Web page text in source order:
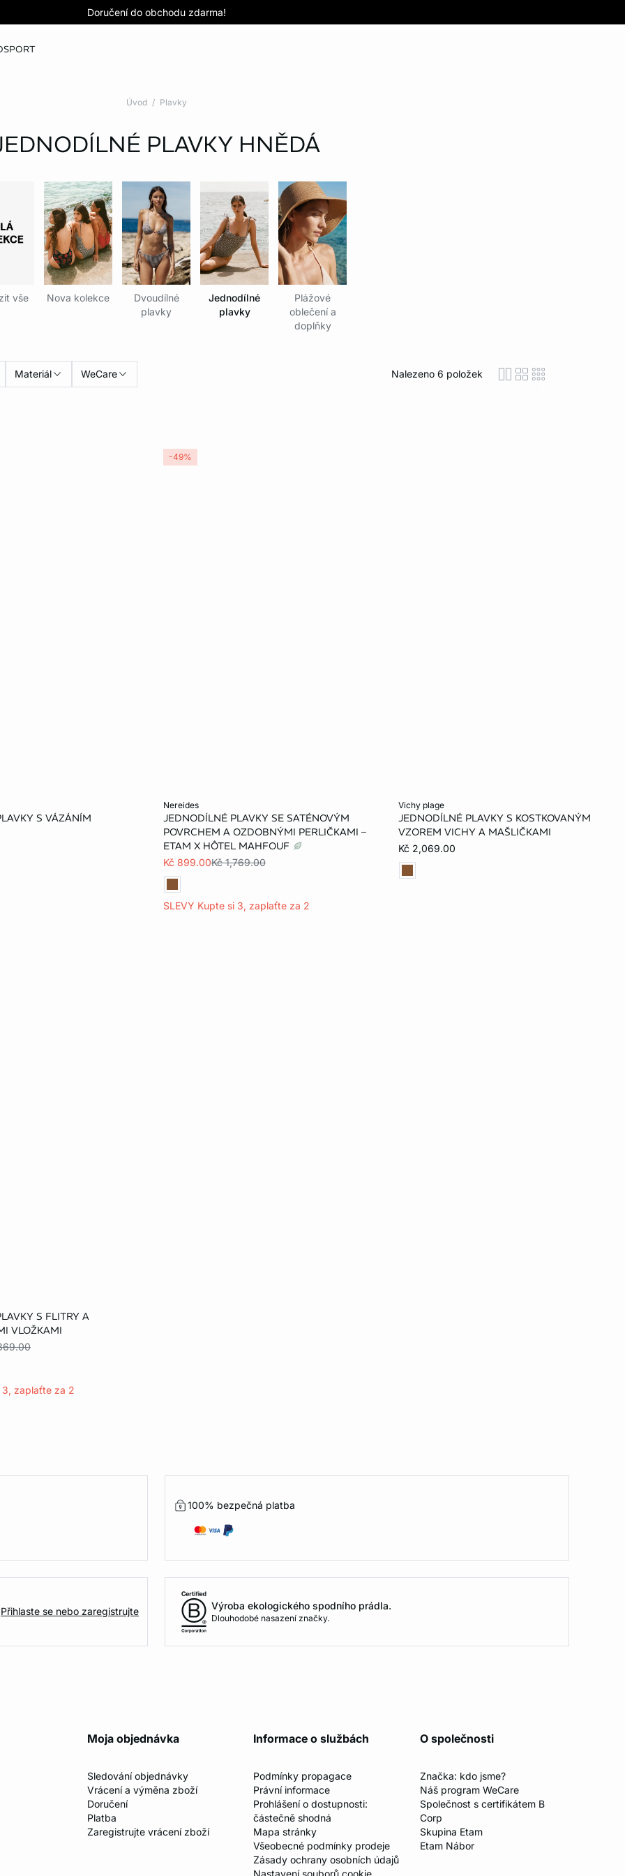
SLEVY: kupte si 3, zaplaťte za 2*KOUPIT NYNÍ
Love EDIT: podprsenka + kalhotky za 999 Kč
SPORT
Úvod Plavky
PLAVKY HNĚDÁ
vše Nova kolekce
Dvoudílné
plavky
Jednodílné
plavky
Plážové
oblečení a
doplňky
Materiál WeCare Nalezeno 6 položek icon-layout-
icon-layout-
icon-layout-
S VÁZÁNÍM
nereides
JEDNODÍLNÉ PLAVKY SE SATÉNOVÝM
POVRCHEM A OZDOBNÝMI PERLIČKAMI –
ETAM X HÔTEL MAHFOUF
Kč 899.00Kč 1,769.00
SLEVY Kupte si 3, zaplaťte za 2
38 40 42
-49%
vichy plage
JEDNODÍLNÉ PLAVKY S KOSTKOVANÝM
VZOREM VICHY A MAŠLIČKAMI
Kč 2,069.00
38 40 42
S FLITRY A
VLOŽKAMI
3, zaplaťte za 2
100% bezpečná platba
Přihlaste se nebo zaregistrujte Výroba ekologického spodního prádla.
Dlouhodobé nasazení značky.
Moja objednávka
Sledování objednávky
Vrácení a výměna zboží
Doručení
Platba
Zaregistrujte vrácení zboží
Informace o službách
Podmínky propagace
Právní informace
Prohlášení o dostupnosti:
částečně shodná
Mapa stránky
Všeobecné podmínky prodeje
Zásady ochrany osobních údajů
Nastavení souborů cookie
O společnosti
Značka: kdo jsme?
Náš program WeCare
Společnost s certifikátem B
Corp
Skupina Etam
Etam Nábor